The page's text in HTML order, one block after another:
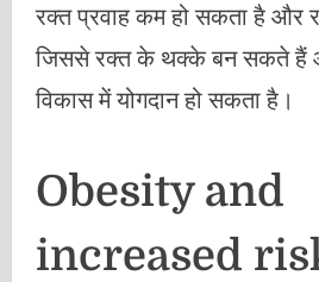
रक्त प्रवाह कम हो सकता है और
जिससे रक्त के थक्के बन सकते हैं
विकास में योगदान हो सकता है।
Obesity and
increased